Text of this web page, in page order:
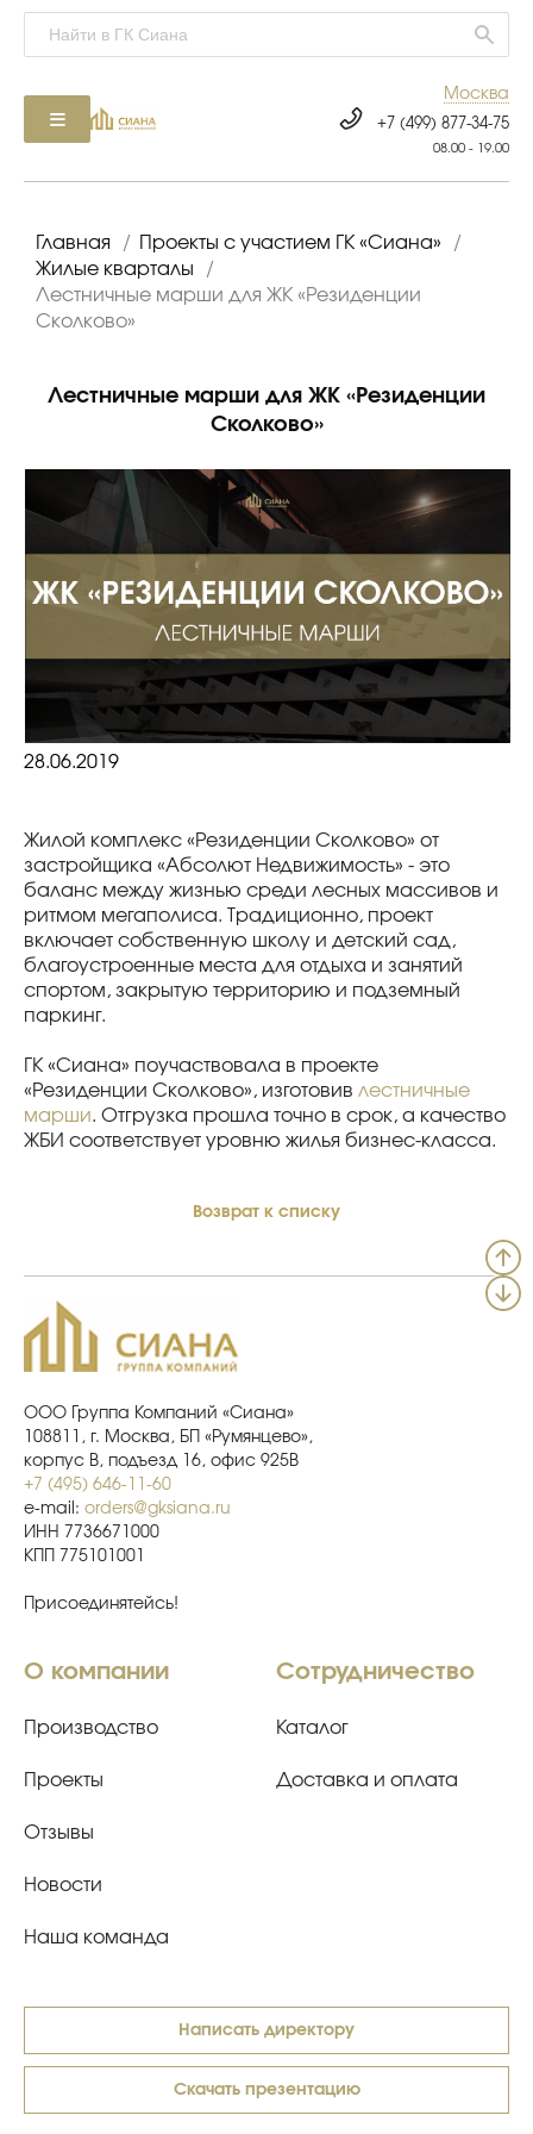
Москва
+7 (499) 877-34-75
08.00 - 19.00
Главная / Проекты с участием ГК «Сиана»
/
Жилые кварталы
/
Лестничные марши для ЖК «Резиденции
Сколково»
Лестничные марши для ЖК «Резиденции
Сколково»
28.06.2019
Жилой комплекс «Резиденции Сколково» от
застройщика «Абсолют Недвижимость» - это
баланс между жизнью среди лесных массивов и
ритмом мегаполиса. Традиционно, проект
включает собственную школу и детский сад,
благоустроенные места для отдыха и занятий
спортом, закрытую территорию и подземный
паркинг.
ГК «Сиана» поучаствовала в проекте
«Резиденции Сколково», изготовив лестничные
марши. Отгрузка прошла точно в срок, а качество
ЖБИ соответствует уровню жилья бизнес-класса.
Возврат к списку
ООО Группа Компаний «Сиана»
108811, г. Москва, БП «Румянцево»,
корпус В, подъезд 16, офис 925В
+7 (495) 646-11-60
e-mail: orders@gksiana.ru
ИНН 7736671000
КПП 775101001
Присоединятейсь!
О компании
Производство
Проекты
Отзывы
Новости
Наша команда
Сотрудничество
Каталог
Доставка и оплата
Написать директору
Скачать презентацию